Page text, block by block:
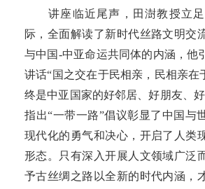
讲座临近尾声，田澍教授立
际，全面解读了新时代丝路文明交
与中国-中亚命运共同体的内涵，他
讲话“国之交在于民相亲，民相亲在
终是中亚国家的好邻居、好朋友、好
指出“一带一路”倡议彰显了中国与
现代化的勇气和决心，开启了人类
形态。只有深入开展人文领域广泛
予古丝绸之路以全新的时代内涵，